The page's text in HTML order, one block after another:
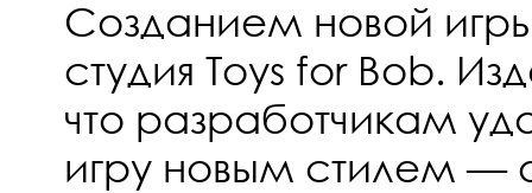
Созданием новой
студия Toys for Bob.
что разработчикам
игру новым стилем —